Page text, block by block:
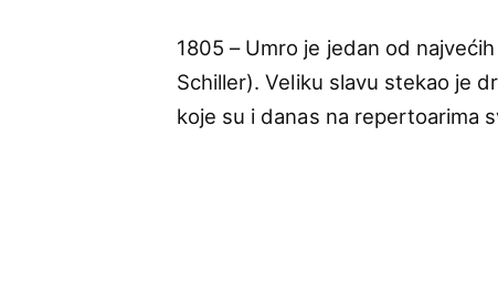
1805 – Umro je jedan od
Schiller). Veliku slavu stekao je
koje su i danas na repertoarima